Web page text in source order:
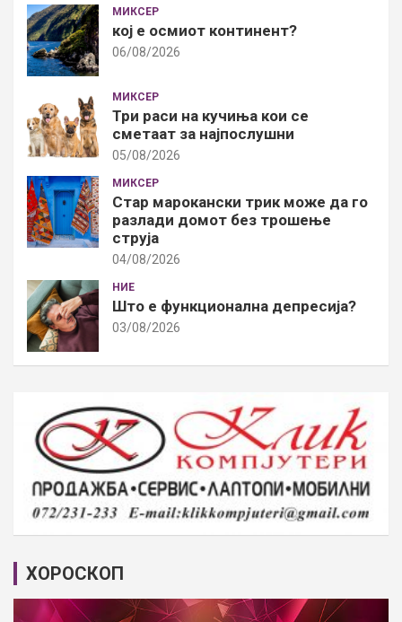
МИКСЕР
кој е осмиот континент?
06/08/2026
МИКСЕР
Три раси на кучиња кои се
сметаат за најпослушни
05/08/2026
МИКСЕР
Стар марокански трик може да го
разлади домот без трошење
струја
04/08/2026
НИЕ
Што е функционална депресија?
03/08/2026
ХОРОСКОП